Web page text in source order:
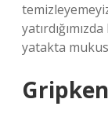
yatakta